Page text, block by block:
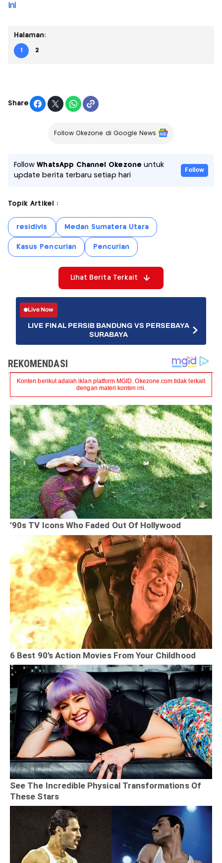
Ini
Halaman:
1 2
Share
Follow Okezone di Google News
FollowWhatsApp Channel Okezone untuk
update berita terbaru setiap hari
Follow
Topik Artikel :
residivis Medan Sumatera Utara
Kasus Pencurian Pencurian
Lihat Berita Terkait
Live Now
LIVE FINAL PERSIB BANDUNG VS PERSEBAYA
SURABAYA